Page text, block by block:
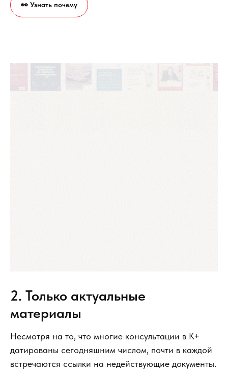
👀 Узнать почему
2. Только актуальные
материалы
Несмотря на то, что многие консультации в К+
датированы сегодняшним числом, почти в каждой
встречаются ссылки на недействующие документы.